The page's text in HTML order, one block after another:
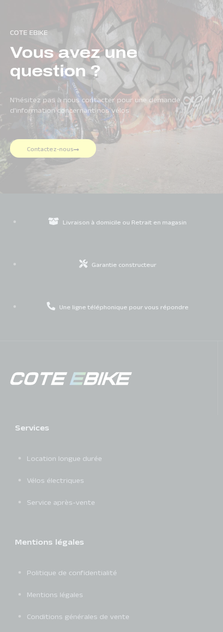
COTE EBIKE
Vous avez une
question ?
N'hésitez pas à nous contacter pour une demande
d'information concernant nos vélos
Contactez-nous
Livraison à domicile ou Retrait en magasin
Garantie constructeur
Une ligne téléphonique pour vous répondre
Services
Location longue durée
Vélos électriques
Service après-vente
Mentions légales
Politique de confidentialité
Mentions légales
Conditions générales de vente